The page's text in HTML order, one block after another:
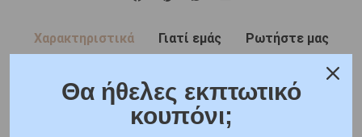
Χαρακτηριστικά Γιατί εμάς Ρωτήστε μας
Η τιμή ζεύγους υπολογίζεται με την γυναικεία βέρα σε
Θα ήθελες εκπτωτικό
κουπόνι;